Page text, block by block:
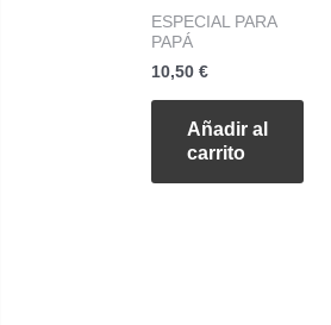
ESPECIAL PARA
PAPÁ
10,50 €
Añadir al
carrito